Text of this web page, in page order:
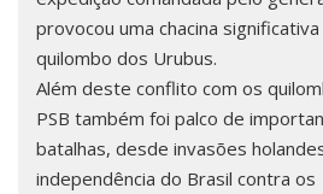
provocou uma chacina significativa
quilombo dos Urubus.
Além deste conflito com os
PSB também foi palco de
batalhas, desde invasões
independência do Brasil contra os